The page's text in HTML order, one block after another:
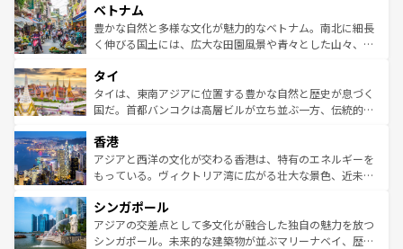
参照してほしい。
容にもいいと評判のスイーツなど、バラエティ豊かな料理
が味わえる。 なお、新着の台湾情報は コンテンツ一覧を参
照してほしい。
き、地方に足を延ばせば四季折々の自然美を楽しむことが
できる。そして、キムチや焼肉、絶品のストリートフード
まで、さまざまな韓国料理が待っている。夜には、韓国な
リティに包まれながら、韓国の多彩な魅力を心ゆくまで味
わってみてほしい。 なお、新着の韓国情報はコンテンツ一
覧を参照してほしい。
ベトナム
豊かな自然と多様な文化が魅力的なベトナム。南北に細長
く伸びる国土には、広大な田園風景や青々とした山々、世
急速な発展と共に伝統が息づく。ハノイの古い町並みやホ
ーチミン市のフランス統治時代の建物も、独特の雰囲気を
醸し出している。また、バラエティの豊かさとおいしさで
とつ。フォーやバインミー、ベトナムコーヒーなどは、ぜ
ひ現地で味わいたい。どの地域を訪れてもあたたかい人々
が旅行者を迎えてくれるので、きっと忘れられない旅にな
参照してほしい。
タイ
タイは、東南アジアに位置する豊かな自然と歴史が息づく
国だ。首都バンコクは高層ビルが立ち並ぶ一方、伝統的な
の活気が交差している。北部ではチェンマイなどの山岳地
帯で自然と触れ合い、南部ではプーケットやクラビの美し
いビーチでリゾート気分を楽しむことができる。タイ料理
激する。気候は一年中温暖で、どの季節にも異なる楽しみ
が待っている。親しみやすいタイの人々、仏教を中心とし
た文化、そして多様な観光資源が、訪れる旅人を魅了し続
香港
アジアと西洋の文化が交わる香港は、特有のエネルギーを
もっている。ヴィクトリア湾に広がる壮大な景色、近未来
み、どこを訪れても感動するはず。観光スポットが密集し
ており、効率よく見どころを回れるのも魅力。息をのむよ
うな絶景から文化的な体験まで、香港を存分に楽しみ尽く
シンガポール
アジアの交差点として多文化が融合した独自の魅力を放つ
シンガポール。未来的な建築物が並ぶマリーナベイ、歴史